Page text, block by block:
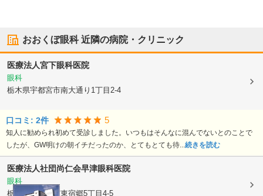
おおくぼ眼科近隣の病院・クリニック
医療法人宮下眼科医院
眼科
栃木県宇都宮市南大通り1丁目2-4
口コミ: 2件 5
知人に勧められ初めて受診しました。いつもはそんなに混んでないとのことで
したが、GW明けの朝イチだったのか、とてもとても待...続きを読む
医療法人社団尚仁会早津眼科医院
眼科
栃木県宇都宮市東宿郷5丁目4-5